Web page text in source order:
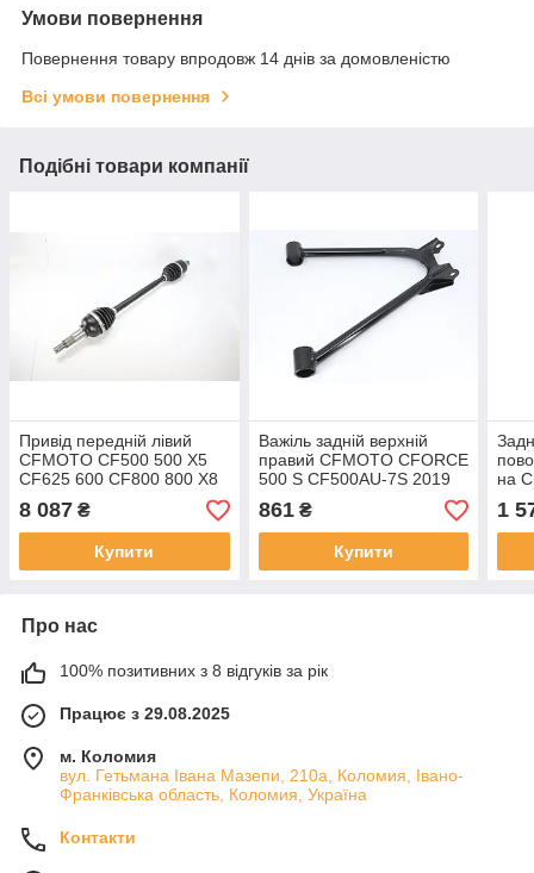
Умови повернення
Повернення товару впродовж 14 днів за домовленістю
Всі умови повернення
Подібні товари компанії
Привід передній лівий
CFMOTO CF500 500 X5
CF625 600 CF800 800 X8
8 087 ₴
Купити
Важіль задній верхній
правий CFMOTO CFORCE
500 S CF500AU-7S 2019
861₴
Купити
на
1
Про нас
100% позитивних з 8 відгуків за рік
Працює з 29.08.2025
м. Коломия
вул. Гетьмана Івана Мазепи, 210а, Коломия, Івано-
Франківська область, Коломия, Україна
Контакти